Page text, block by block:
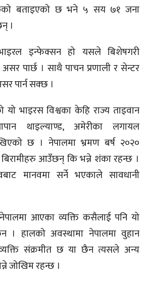
बताइएको छ भने ५ सय ७१ जना
।
इन्फेक्सन हो यसले बिशेषगरी
असर पार्छ । साथै पाचन प्रणाली र सेन्टर
पार्न सक्छ ।
भाइरस विश्वका केहि राज्य ताइवान
थाइल्याण्ड, अमेरीका लगायल
छ । नेपालमा भ्रमण बर्ष २०२०
बिरामीहरु आउँछन् कि भन्ने शंका रहन्छ ।
मानवमा सर्ने भएकाले सावधानी
आएका व्यक्ति कसैलाई पनि यो
। हालको अवस्थामा नेपालमा वुहान
व्यक्ति संक्रमीत छ या छैन त्यसले अन्य
जोखिम रहन्छ ।